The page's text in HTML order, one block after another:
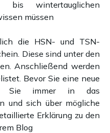
bis wintertauglichen
müssen
die HSN- und TSN-
Diese sind unter den
Anschließend werden
Bevor Sie eine neue
Sie immer in das
und sich über mögliche
Erklärung zu den
Blog